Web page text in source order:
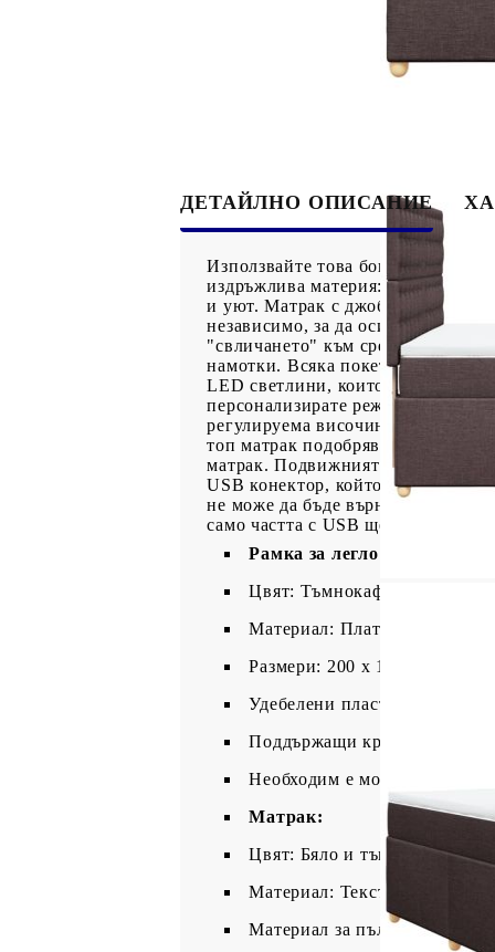
ДЕТАЙЛНО ОПИСАНИЕ
Използвайте това боксспринг
издръжлива материя:
и уют. Матрак с джоб пружини:
независимо, за да осигурят
"свличането" към средата на
намотки. Всяка покет пружина
LED светлини, които могат лесно
персонализирате режимите,
регулируема височина: Таблата
топ матрак подобрява опората и
матрак. Подвижният му калъф
USB конектор, който изисква
не може да бъде върнат, ако
само частта с USB ще продължи
Рамка за легло с табла:
Цвят: Тъмнокафяв
Материал: Плат (100%
Размери: 200 x 144 x 140,5/
Удебелени пластмасови
Поддържащи крака от
Необходим е монтаж
Матрак:
Цвят: Бяло и тъмнокафяво
Материал: Текстил (100%
Материал за пълнеж: Покет